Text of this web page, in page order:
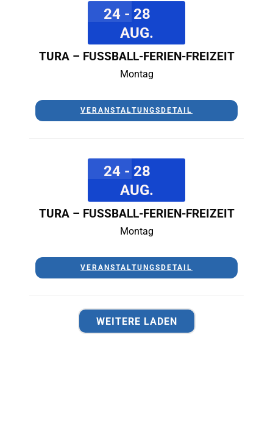
24 - 28
AUG.
TURA – FUSSBALL-FERIEN-FREIZEIT
Montag
VERANSTALTUNGSDETAIL
24 - 28
AUG.
TURA – FUSSBALL-FERIEN-FREIZEIT
Montag
VERANSTALTUNGSDETAIL
WEITERE LADEN